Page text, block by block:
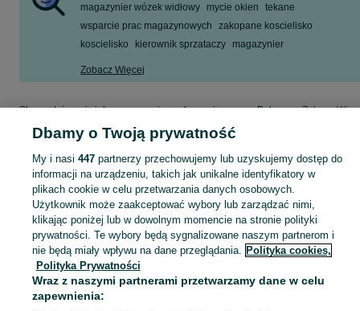
magazynier wózek widłowy mycie okien
tekane
wsparcie prac magazynowych
zakopane koscielisko
koscielisko
kierownik sprzataczy magazynier
Zobacz Więcej
Skorzystaj z największego serwisu ogłoszeniowego w Polsce! Małopolskie kupuj lub sprzedawaj jeszcze wygodniej w kategorii Prace magazynowe! Zobacz
Mapa miejscowości
Mapa ministron
Popularne wyszukiwania
Dbamy o Twoją prywatność
My i nasi 447partnerzy przechowujemy lub uzyskujemy dostęp do
informacji na urządzeniu, takich jak unikalne identyfikatory w
plikach cookie w celu przetwarzania danych osobowych.
Użytkownik może zaakceptować wybory lub zarządzać nimi,
klikając poniżej lub w dowolnym momencie na stronie polityki
prywatności. Te wybory będą sygnalizowane naszym partnerom i
nie będą miały wpływu na dane przeglądania. Polityka cookies,
Polityka Prywatności
Wraz z naszymi partnerami przetwarzamy dane w celu
zapewnienia: